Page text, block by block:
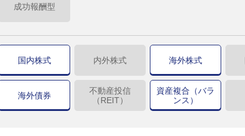
成功報酬型
国内株式 内外株式 海外株式
海外債券
不動産投信
（REIT）
資産複合（バラ
ンス）